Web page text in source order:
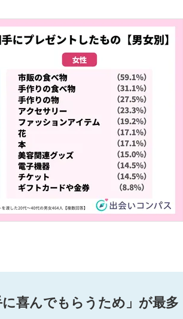
喜んでもらうため」が最多